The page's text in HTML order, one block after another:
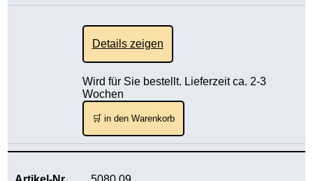
Details zeigen
Wird für Sie bestellt. Lieferzeit ca. 2-3
Wochen
🛒 in den Warenkorb